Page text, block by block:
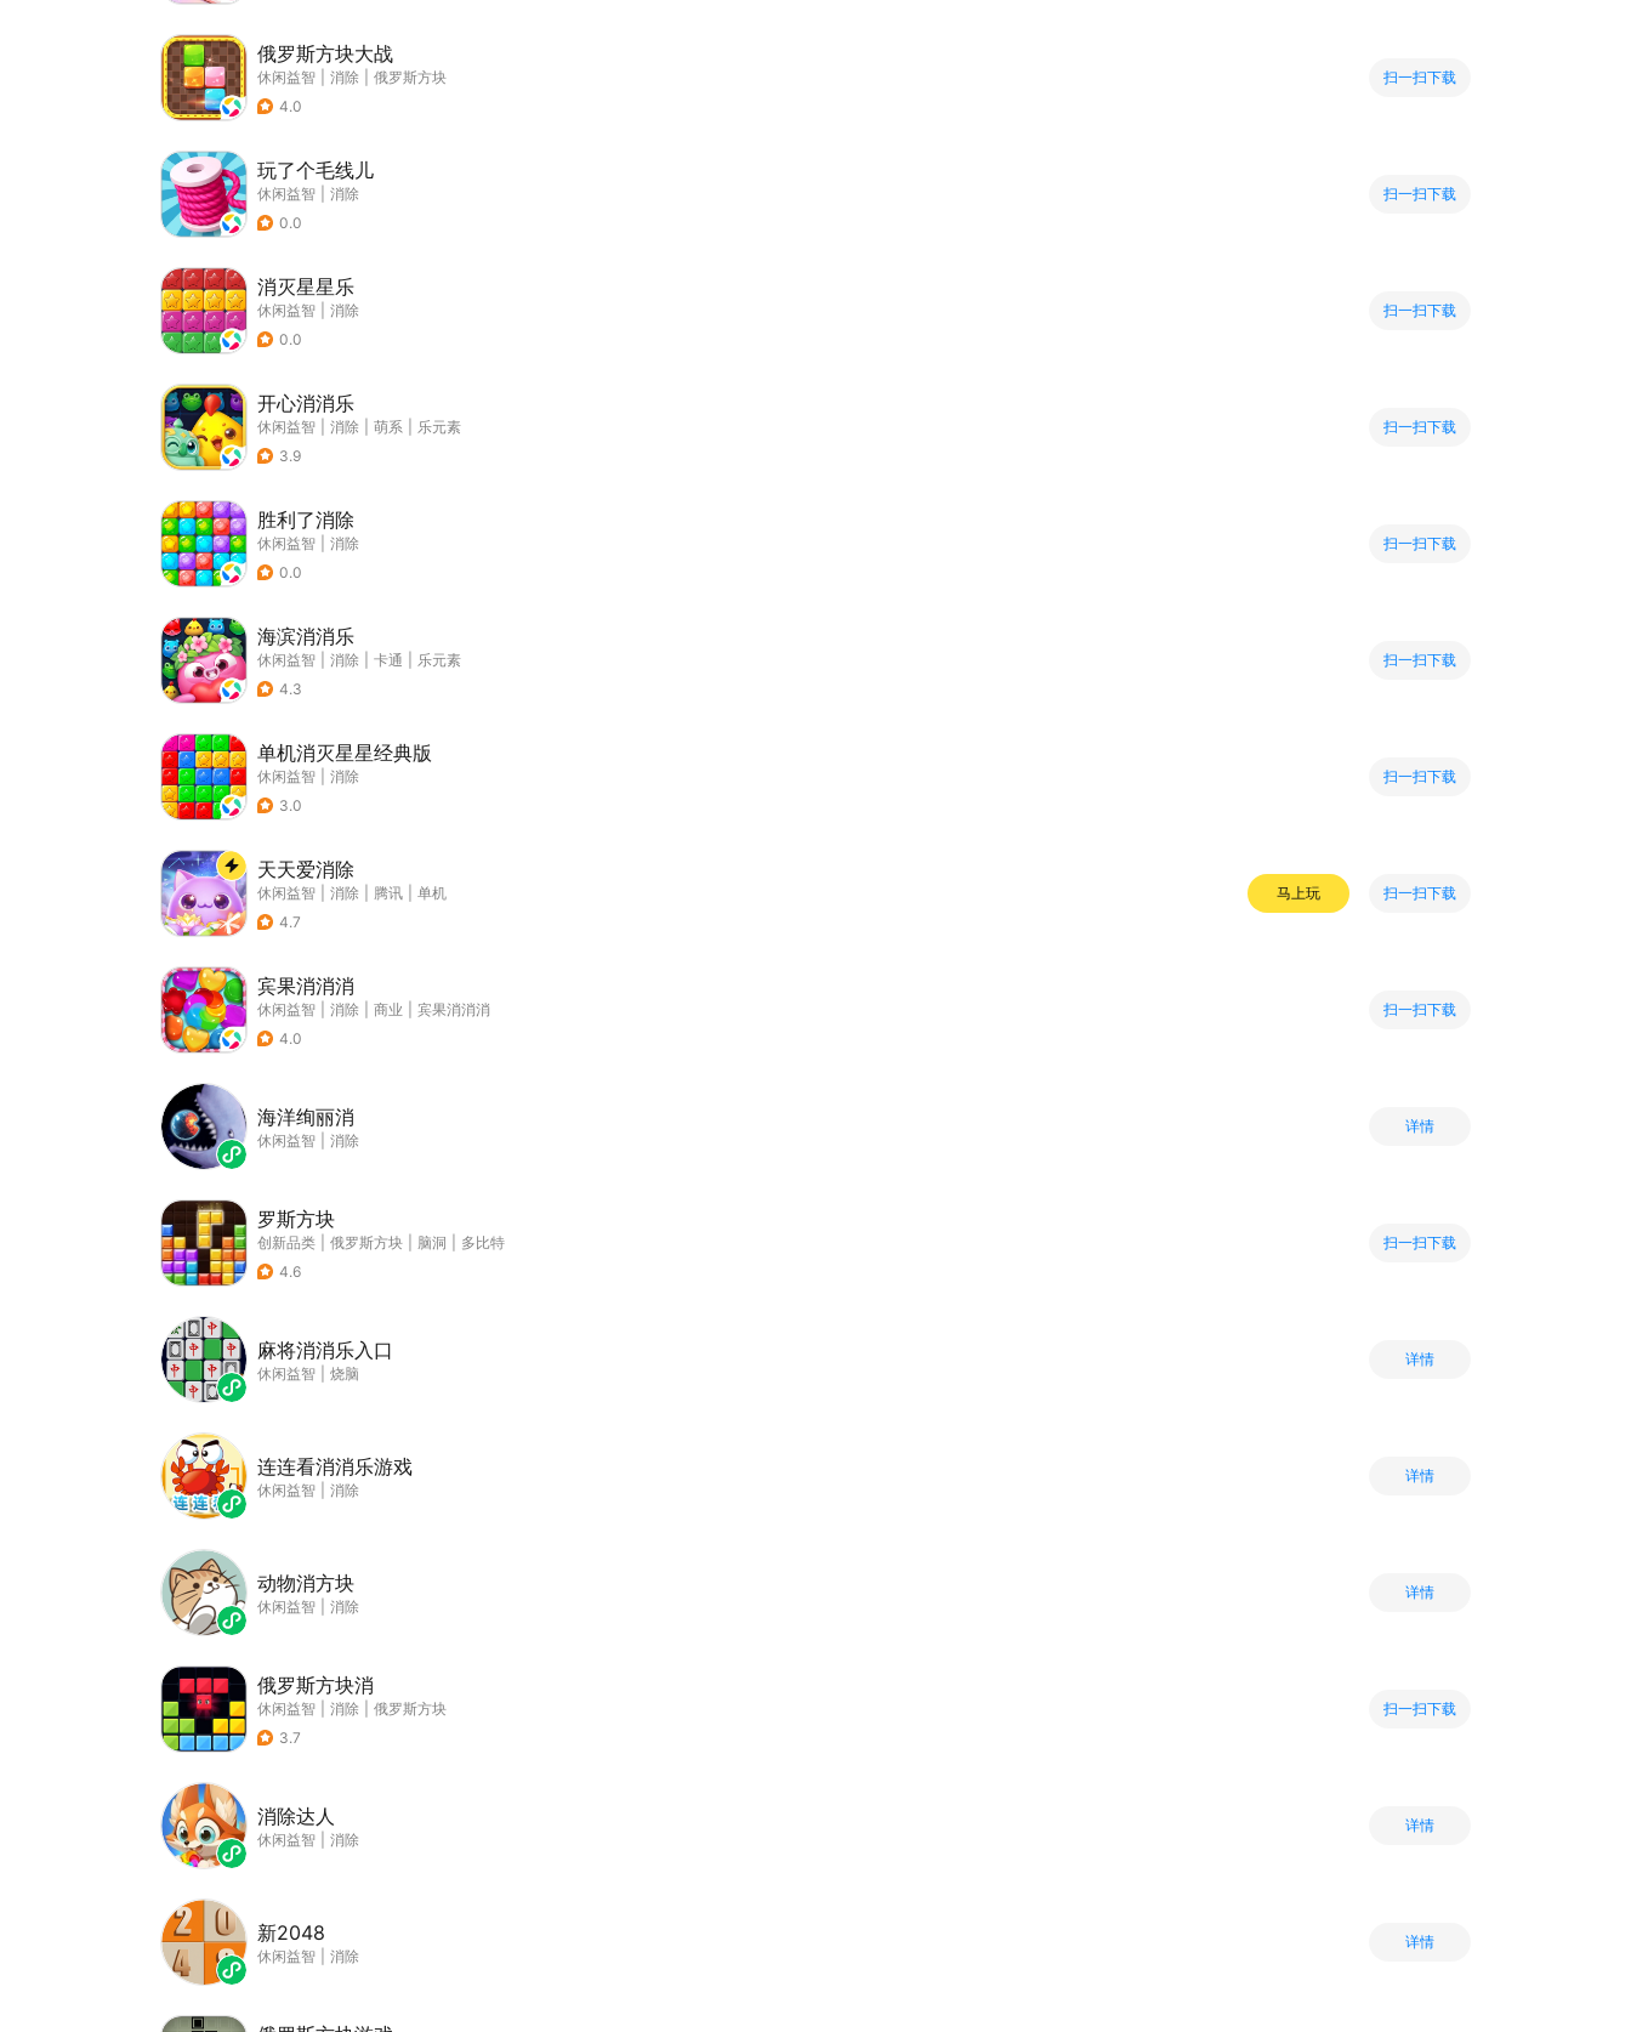
俄罗斯方块大战
休闲益智 消除
俄罗斯方块
4.0
扫一扫下载
玩了个毛线儿
休闲益智
消除
0.0
扫一扫下载
消灭星星乐
休闲益智
消除
0.0
扫一扫下载
开心消消乐
休闲益智 消除 萌系
乐元素
3.9
扫一扫下载
胜利了消除
休闲益智
消除
0.0
扫一扫下载
海滨消消乐
休闲益智 消除 卡通
乐元素
4.3
扫一扫下载
单机消灭星星经典版
休闲益智
消除
3.0
扫一扫下载
天天爱消除
休闲益智 消除 腾讯
单机
4.7
马上玩 扫一扫下载
宾果消消消
休闲益智 消除 商业
宾果消消消
4.0
扫一扫下载
海洋绚丽消
休闲益智 消除
详情
罗斯方块
创新品类 俄罗斯方块 脑洞
多比特
4.6
扫一扫下载
麻将消消乐入口
休闲益智 烧脑
详情
连连看消消乐游戏
休闲益智 消除
详情
动物消方块
休闲益智 消除
详情
俄罗斯方块消
休闲益智 消除
俄罗斯方块
3.7
扫一扫下载
消除达人
休闲益智 消除
详情
新2048
休闲益智 消除
详情